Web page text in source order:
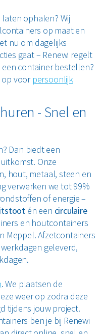
ophalen? Wij
op maat en
nu om dagelijks
gaat – Renewi regelt
container bestellen?
op voor persoonlijk
- Snel en
Dan biedt een
Onze
hout, metaal, steen en
verwerken we tot 99%
of energie –
én een circulaire
en houtcontainers
Meppel. Afzetcontainers
geleverd,
. We plaatsen de
weer op zodra deze
tijdens jouw project.
ben je bij Renewi